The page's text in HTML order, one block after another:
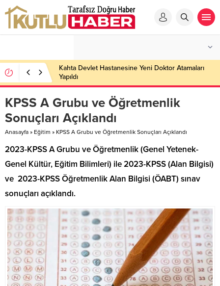
Kahta Devlet Hastanesine Yeni Doktor Atamaları
Yapıldı
KPSS A Grubu ve Öğretmenlik
Sonuçları Açıklandı
Anasayfa » Eğitim » KPSS A Grubu ve Öğretmenlik Sonuçları Açıklandı
2023-KPSS A Grubu ve Öğretmenlik (Genel Yetenek-
Genel Kültür, Eğitim Bilimleri) ile 2023-KPSS (Alan Bilgisi)
ve 2023-KPSS Öğretmenlik Alan Bilgisi (ÖABT) sınav
sonuçları açıklandı.